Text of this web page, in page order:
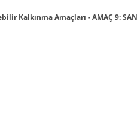
Kalkınma Amaçları - AMAÇ 9: